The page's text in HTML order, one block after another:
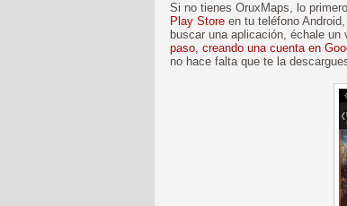
Si no tienes OruxMaps, lo
Play Store en tu teléfono
buscar una aplicación, échale un
paso, creando una cuenta en
no hace falta que te la